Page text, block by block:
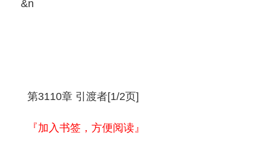
&n
第3110章 引渡者[1/2页]
『加入书签，方便阅读』